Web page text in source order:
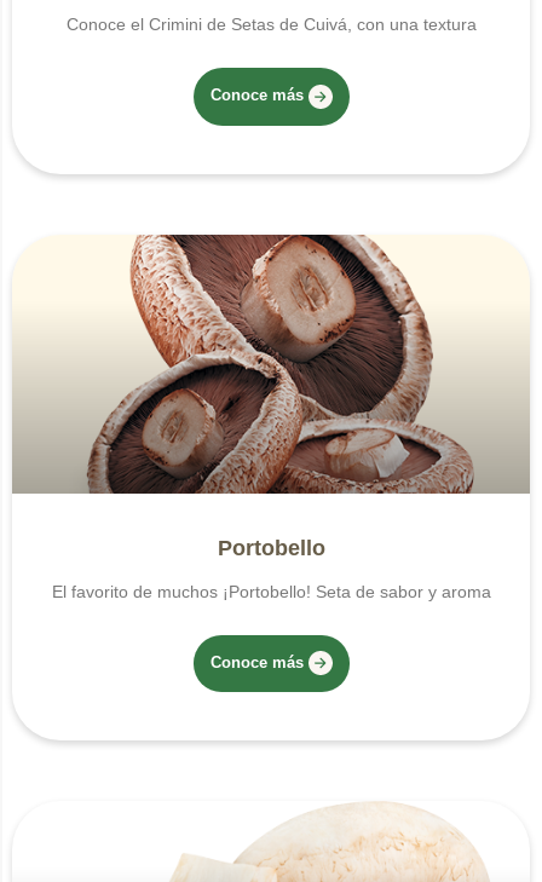
Conoce el Crimini de Setas de Cuivá, con una textura
Conoce más
Portobello
El favorito de muchos ¡Portobello! Seta de sabor y aroma
Conoce más